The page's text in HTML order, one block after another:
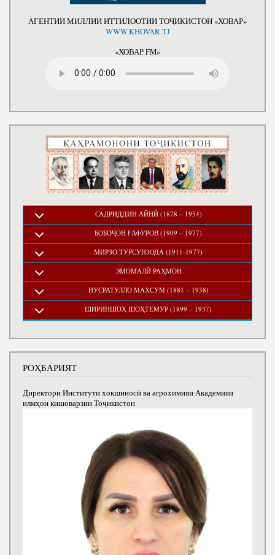
АГЕНТИИ МИЛЛИИ ИТТИЛООТИИ ТОҶИКИСТОН «ХОВАР»
WWW.KHOVAR.TJ
«ХОВАР FM»
САДРИДДИН АЙНӢ (1878 – 1954)
БОБОҶОН ҒАФУРОВ (1909 – 1977)
МИРЗО ТУРСУНЗОДА (1911-1977)
ЭМОМАЛӢ РАҲМОН
НУСРАТУЛЛО МАХСУМ (1881 – 1938)
ШИРИНШОҲ ШОҲТЕМУР (1899 – 1937)
РОҲБАРИЯТ
Директори Институти хокшиносӣ ва агрохимияи Академияи
илмҳои кишоварзии Тоҷикистон